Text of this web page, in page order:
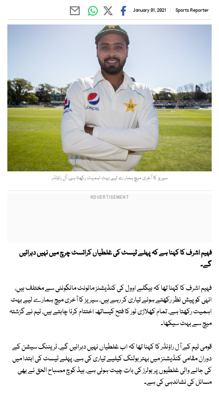
Sports Reporter
January 01, 2021
سیریز کا آخری میچ ہمارے لیے بہت اہمیت رکھتا ہے، آل راؤنڈر
فہیم اشرف کا کہنا ہے کہ پہلے ٹیسٹ کی غلطیاں کرائسٹ چرچ میں نہیں دہرائیں
گے۔
فہیم اشرف کا کہنا تھا کہ ہیگلے اوول کی کنڈیشنز مائونٹ مانگونئی سے مختلف ہیں،
انہی کو پیش نظر رکھتے ہوئے تیاری کر رہے ہیں، سیریز کا آخری میچ ہمارے لیے بہت
اہمیت رکھتا ہے، تمام کھلاڑی ٹور کا فتح کیساتھ اختتام کرنا چاہتے ہیں، ٹیم نے گزشتہ
میچ سے بہت سیکھا۔
قومی ٹیم کے آل راؤنڈر کا کہنا تھا کہ اب غلطیاں نہیں دہرائیں گے، ٹریننگ سیشن کے
دوران مقامی کنڈیشنز میں بہتر بولنگ کیلیے تیاری کی ہے، پہلے ٹیسٹ کی ابتدا میں
کی جانے والی غلطیوں پر بولرز کی بات چیت ہوئی ہے، ہیڈ کوچ مصباح الحق نے بھی
مسائل کی نشاندہی کی ہے۔